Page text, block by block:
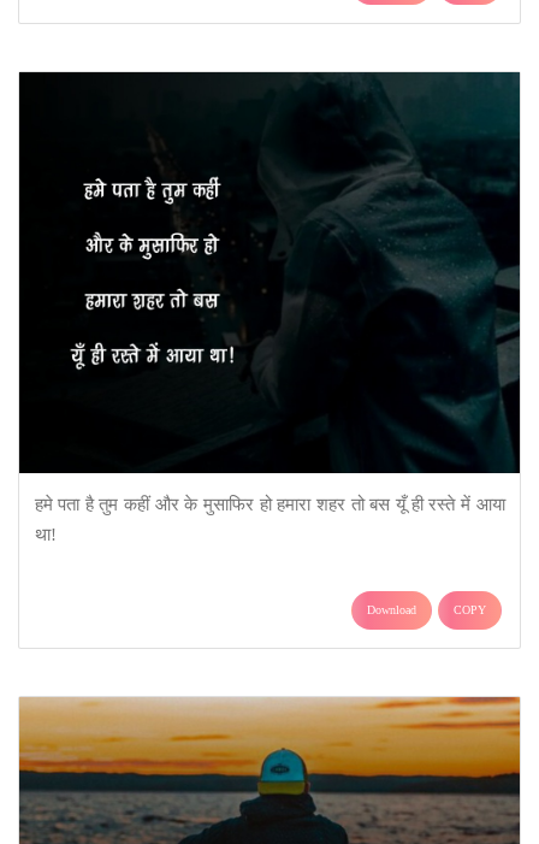
हमे पता है तुम कहीं और के मुसाफिर हो हमारा शहर तो बस यूँ ही रस्ते में आया
था!
Download COPY